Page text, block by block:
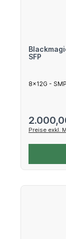
SFP
8x12G -
Regulärer
Preise exkl.